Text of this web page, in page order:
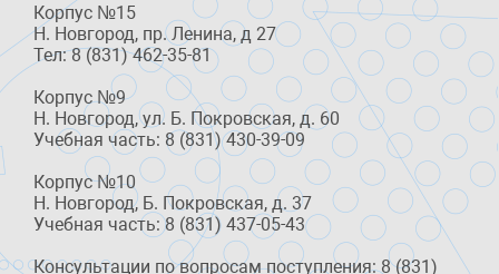
Корпус №15
Н. Новгород, пр. Ленина, д 27
Тел: 8 (831) 462-35-81
Корпус №9
Н. Новгород, ул. Б. Покровская, д. 60
Учебная часть: 8 (831) 430-39-09
Корпус №10
Н. Новгород, Б. Покровская, д. 37
Учебная часть: 8 (831) 437-05-43
Консультации по вопросам поступления: 8 (831)